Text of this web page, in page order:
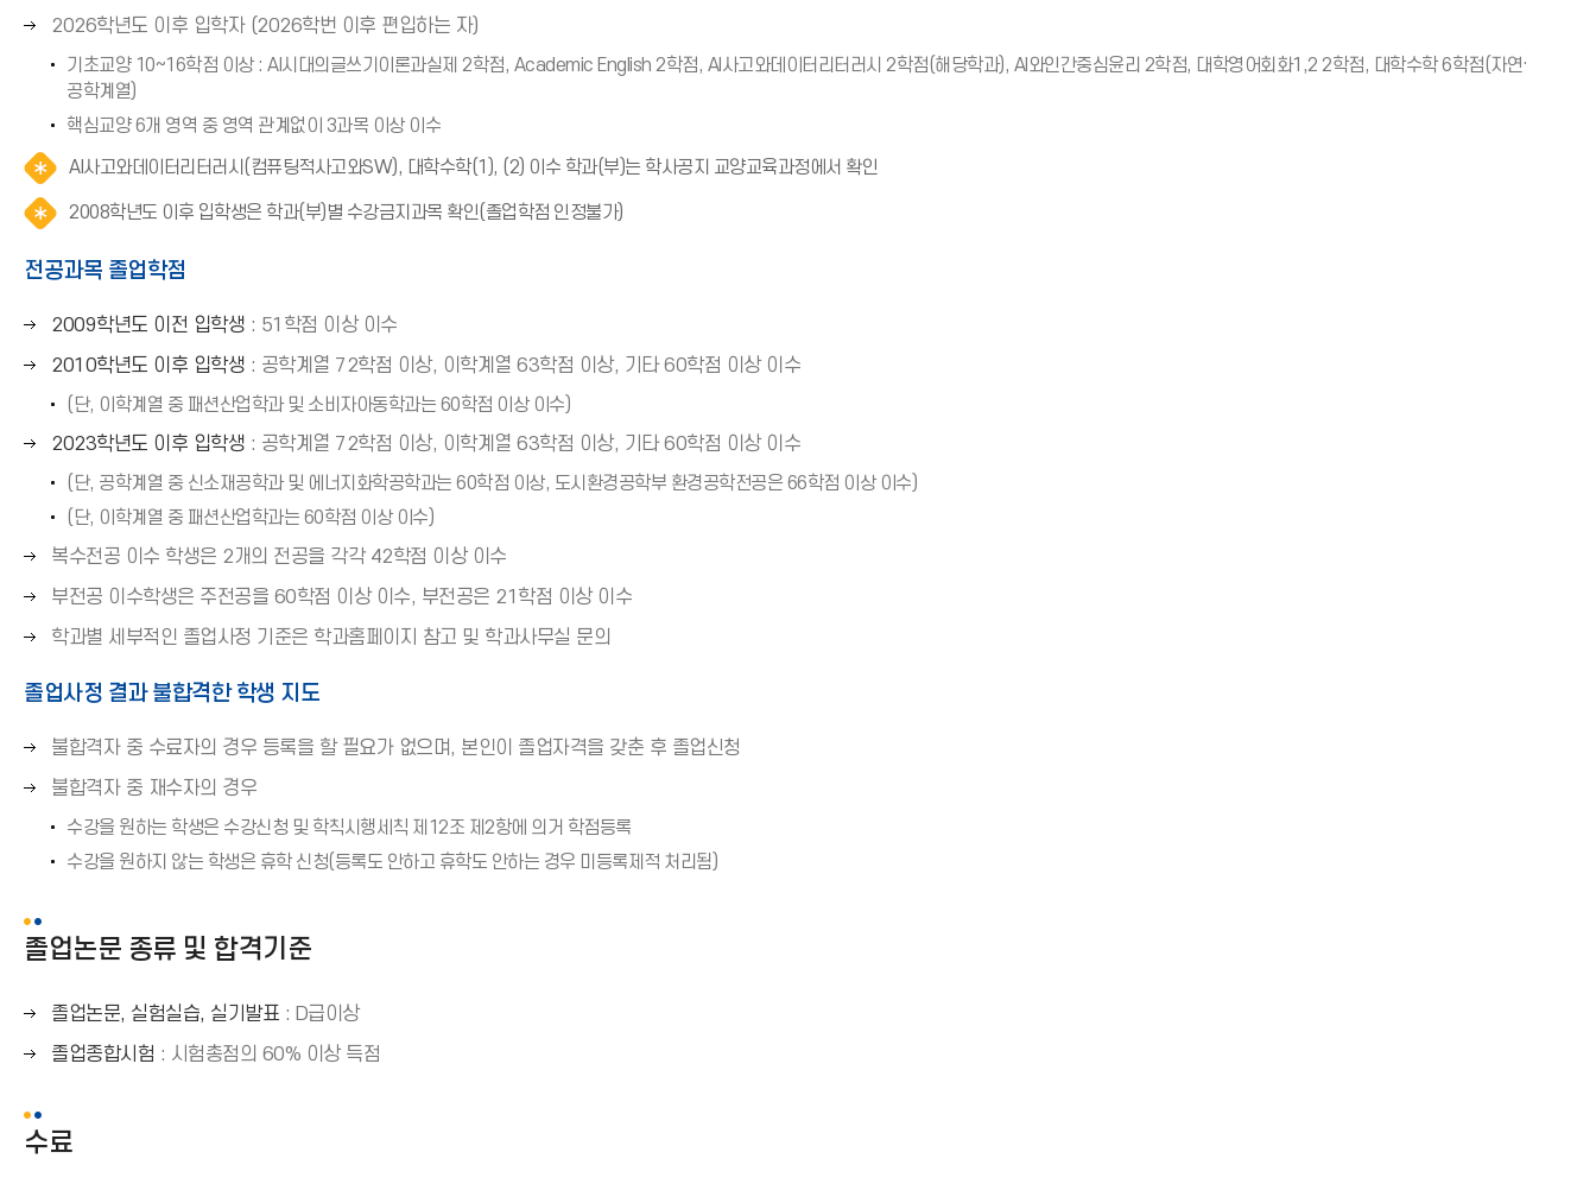
)살
오
표
→
2026학년도 이후 입학자 (2026학번 이후 편입하는 자)
기초교양 10~16학점 이상 : AI시대의글쓰기이론과실제 2학점, Academic English 2학점, AI사고와데이터리터러시 2학점(해당학과), AI와인간중심윤리 2학점, 대학영어회화1,2 2학점, 대학수학 6학점(자연·
공학계열)
핵심교양 6개 영역 중 영역 관계없이 3과목 이상 이수
AI사고와데이터리터러시(컴퓨팅적사고와SW), 대학수학(1), (2) 이수 학과(부)는 학사공지 교양교육과정에서 확인
2008학년도 이후 입학생은 학과(부)별 수강금지과목 확인(졸업학점 인정불가)알
콘
전공과목 졸업학점
오
른
화
살
→
)
2009학년도 이전 입학생 : 51학점 이상 이수
오
화
살
→
)
2010학년도 이후 입학생 : 공학계열 72학점 이상, 이학계열 63학점 이상, 기타 60학점 이상 이수
(단, 이학계열 중 패션산업학과 및 소비자아동학과는 60학점 이상 이수)
오
살
표
→
2023학년도 이후 입학생 : 공학계열 72학점 이상, 이학계열 63학점 이상, 기타 60학점 이상 이수
(단, 공학계열 중 신소재공학과 및 에너지화학공학과는 60학점 이상, 도시환경공학부 환경공학전공은 66학점 이상 이수)
(단, 이학계열 중 패션산업학과는 60학점 이상 이수)
오
른
화
표
→
)
복수전공 이수 학생은 2개의 전공을 각각 42학점 이상 이수
오
른
쪽
화
표
→
)
부전공 이수학생은 주전공을 60학점 이상 이수, 부전공은 21학점 이상 이수
오
쪽
살
표
→
)
학과별 세부적인 졸업사정 기준은 학과홈페이지 참고 및 학과사무실 문의
졸업사정 결과 불합격한 학생 지도
오
른
화
살
→
불합격자 중 수료자의 경우 등록을 할 필요가 없으며, 본인이 졸업자격을 갖춘 후 졸업신청
오
(
)
불합격자 중 재수자의 경우
수강을 원하는 학생은 수강신청 및 학칙시행세칙 제12조 제2항에 의거 학점등록
수강을 원하지 않는 학생은 휴학 신청(등록도 안하고 휴학도 안하는 경우 미등록제적 처리됨)
졸업논문 종류 및 합격기준
오
른
살
표
졸업논문, 실험실습, 실기발표 : D급이상
오
화
졸업종합시험 : 시험총점의 60% 이상 득점
수료